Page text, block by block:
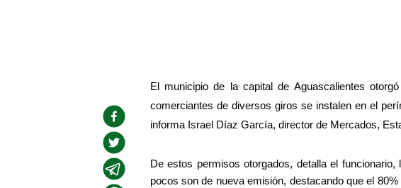
El municipio de la capital de Aguascalientes
comerciantes de diversos giros se instalen en el
informa Israel Díaz García, director de Mercados,
De estos permisos otorgados, detalla el
pocos son de nueva emisión, destacando que el